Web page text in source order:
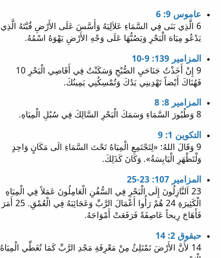
عاموس 9: 6
6 الَّذِي بَنَى فِي السَّمَاءِ عَلاَلِيَهُ وَأَسَّسَ عَلَى الأَرْضِ قُبَّتَهُ الَّذِي
يَدْعُو مِيَاهَ الْبَحْرِ وَيَصُبُّهَا عَلَى وَجْهِ الأَرْضِ يَهْوَهُ اسْمُهُ.
المزامير 139: 9-10
9 إِنْ أَخَذْتُ جَنَاحَيِ الصُّبْحِ وَسَكَنْتُ فِي أَقَاصِي الْبَحْرِ 10
فَهُنَاكَ أَيْضاً تَهْدِينِي يَدُكَ وَتُمْسِكُنِي يَمِينُكَ.
المزامير 8: 8
8 وَطُيُورَ السَّمَاءِ وَسَمَكَ الْبَحْرِ السَّالِكَ فِي سُبُلِ الْمِيَاهِ.
التكوين 1: 9
9 وَقَالَ اللهُ: «لِتَجْتَمِعِ الْمِيَاهُ تَحْتَ السَّمَاءِ الَى مَكَانٍ وَاحِدٍ
وَلْتَظْهَرِ الْيَابِسَةُ». وَكَانَ كَذَلِكَ.
المزامير 107: 23-25
23 اَلنَّازِلُونَ إِلَى الْبَحْرِ فِي السُّفُنِ الْعَامِلُونَ عَمَلاً فِي الْمِيَاهِ
الْكَثِيرَةِ 24 هُمْ رَأُوا أَعْمَالَ الرَّبِّ وَعَجَائِبَهُ فِي الْعُمْقِ. 25 أَمَرَ
فَأَهَاجَ رِيحاً عَاصِفَةً فَرَفَعَتْ أَمْوَاجَهُ.
حبقوق 2: 14
14 لأَنَّ الأَرْضَ تَمْتَلِئُ مِنْ مَعْرِفَةِ مَجْدِ الرَّبِّ كَمَا تُغَطِّي الْمِيَاهُ